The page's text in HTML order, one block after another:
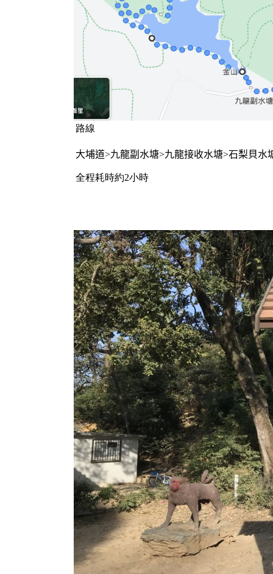
路線
大埔道>九龍副水塘>九龍接收水塘>石梨貝水
全程耗時約2小時